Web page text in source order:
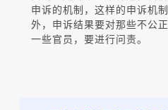
申诉的机制，这样的申诉机
外，申诉结果要对那些不公
一些官员，要进行问责。